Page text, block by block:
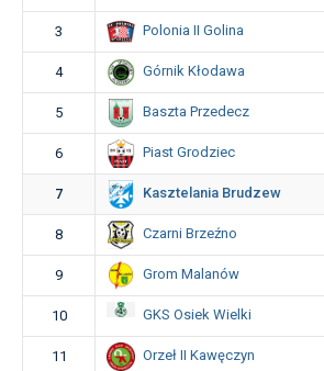
3 Polonia II Golina
4 Górnik Kłodawa
5 Baszta Przedecz
6 Piast Grodziec
7 Kasztelania Brudzew
8 Czarni Brzeźno
9 Grom Malanów
10 GKS Osiek Wielki
11 Orzeł II Kawęczyn